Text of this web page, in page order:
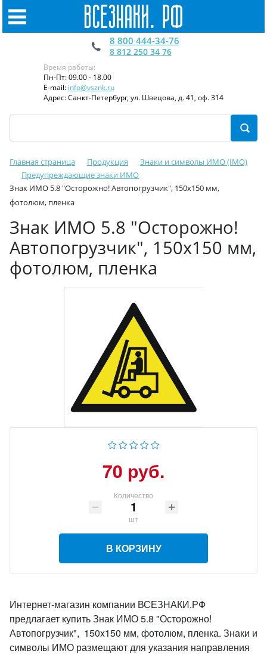
8 800 444-34-76
8 812 250 34 76
Время работы:
Пн-Пт: 09.00 - 18.00
E-mail: info@vsznk.ru
Адрес: Санкт-Петербург, ул. Швецова, д. 41, оф. 314
Главная страница Продукция
Знаки и символы ИМО (IMO)
Предупреждающие знаки ИМО
Знак ИМО 5.8 "Осторожно! Автопогрузчик", 150x150 мм,
фотолюм, пленка
Знак ИМО 5.8 "Осторожно!
Автопогрузчик", 150x150 мм,
фотолюм, пленка
70 руб.
Количество
шт
В КОРЗИНУ
Интернет-магазин компании ВСЕЗНАКИ.РФ
предлагает купить Знак ИМО 5.8 "Осторожно!
Автопогрузчик", 150x150 мм, фотолюм, пленка. Знаки и
символы ИМО размещают для указания направления